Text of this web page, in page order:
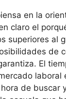
en la
claro el
superiores al
de
El
laboral
de buscar